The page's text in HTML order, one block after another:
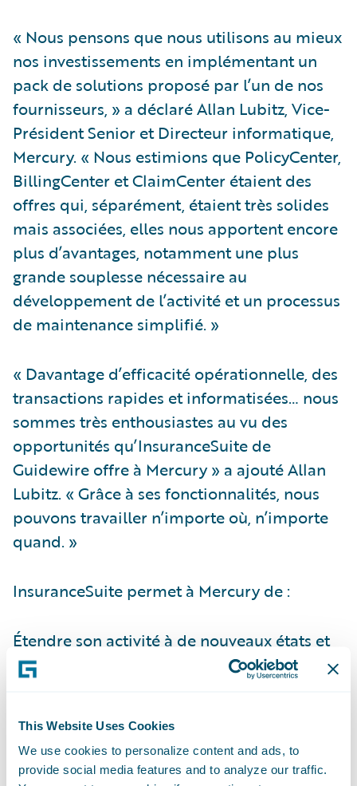
This Website Uses Cookies
We use cookies to personalize content and ads, to
provide social media features and to analyze our traffic.
« Nous pensons que nous utilisons au mieux
nos investissements en implémentant un
pack de solutions proposé par l’un de nos
fournisseurs, » a déclaré Allan Lubitz, Vice-
Président Senior et Directeur informatique,
Mercury. « Nous estimions que PolicyCenter,
BillingCenter et ClaimCenter étaient des
offres qui, séparément, étaient très solides
mais associées, elles nous apportent encore
plus d’avantages, notamment une plus
grande souplesse nécessaire au
développement de l’activité et un processus
de maintenance simplifié. »
« Davantage d’efficacité opérationnelle, des
transactions rapides et informatisées… nous
sommes très enthousiastes au vu des
opportunités qu’InsuranceSuite de
Guidewire offre à Mercury » a ajouté Allan
Lubitz. « Grâce à ses fonctionnalités, nous
pouvons travailler n’importe où, n’importe
quand. »
InsuranceSuite permet à Mercury de :
Étendre son activité à de nouveaux états et
développer ses lignes métier de façon
Procéder rapidement aux changements des
produits et des tarifs afin d’améliorer sa
réactivité au marché ;